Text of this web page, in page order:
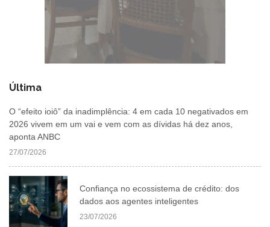
Última
O “efeito ioiô” da inadimplência: 4 em cada 10 negativados em
2026 vivem em um vai e vem com as dívidas há dez anos,
aponta ANBC
27/07/2026
Confiança no ecossistema de crédito: dos
dados aos agentes inteligentes
23/07/2026